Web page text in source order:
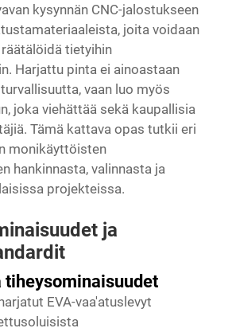
kysynnän CNC-jalostukseen
joita voidaan
tietyihin
Harjattu pinta ei ainoastaan
vaan luo myös
joka viehättää sekä kaupallisia
Tämä kattava opas tutkii eri
monikäyttöisten
hankinnasta, valinnasta ja
projekteissa.
ja
tiheysominaisuudet
EVA-vaa'atuslevyt